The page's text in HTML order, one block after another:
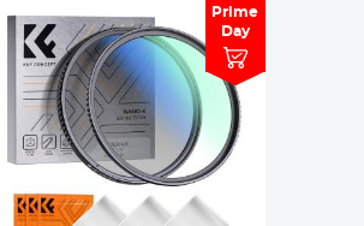
Prime
Day
Prime
Day